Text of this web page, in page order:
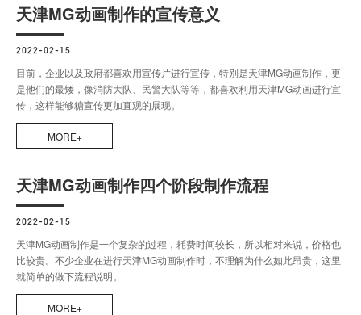
天津MG动画制作的宣传意义
2022-02-15
目前，企业以及政府都喜欢用宣传片进行宣传，特别是天津MG动画制作，更
是他们的最矮，像消防大队、民警大队等等，都喜欢利用天津MG动画进行宣
传，这样能够糖宣传更加直观的展现。
MORE+
天津MG动画制作四个阶段制作流程
2022-02-15
天津MG动画制作是一个复杂的过程，耗费时间较长，所以相对来说，价格也
比较贵。不少企业在进行天津MG动画制作时，不理解为什么如此昂贵，这里
就简单的做下流程说明。
MORE+